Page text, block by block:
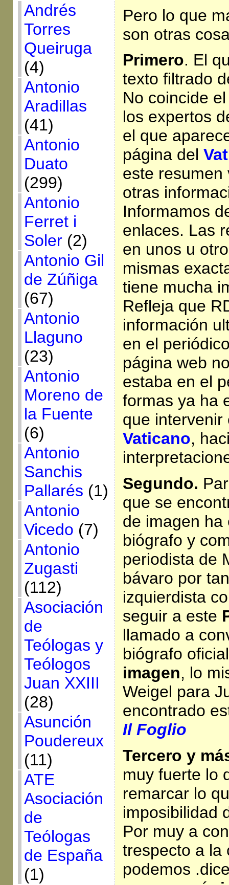
Andrés
Torres
Queiruga
(4)
Antonio
Aradillas
(41)
Antonio
Duato
(299)
Antonio
Ferret i
Soler(2)
Antonio Gil
de Zúñiga
(67)
Antonio
Llaguno
(23)
Antonio
Moreno de
la Fuente
(6)
Antonio
Sanchis
Pallarés (1)
Antonio
Vicedo (7)
Antonio
Zugasti
(112)
Asociación
de
Teólogas y
Teólogos
Juan XXIII
(28)
Asunción
Poudereux
(11)
ATE
Asociación
de
Teólogas
de España
(1)
Pero lo que
son otras
Primero. El
texto filtrado
No coincide
los expertos
el que
página del
este resumen
otras
Informamos
enlaces. Las
en unos u
mismas
tiene mucha
Refleja que
información
en el
página web
estaba en el
formas ya ha
que
Vaticano,
Segundo.
que se
de imagen ha
biógrafo y
periodista de
bávaro por
izquierdista
seguir a este
llamado a
biógrafo
imagen, lo
Weigel para
encontrado
Il Foglio
Tercero y
muy fuerte lo
remarcar lo
imposibilidad
Por muy a
trespecto a la
podemos